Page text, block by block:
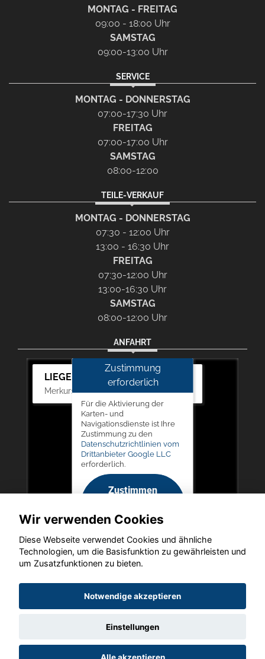
MONTAG - FREITAG
09:00 - 18:00 Uhr
SAMSTAG
09:00-13:00 Uhr
SERVICE
MONTAG - DONNERSTAG
07:00-17:30 Uhr
FREITAG
07:00-17:00 Uhr
SAMSTAG
08:00-12:00
TEILE-VERKAUF
MONTAG - DONNERSTAG
07:30 - 12:00 Uhr
13:00 - 16:30 Uhr
FREITAG
07:30-12:00 Uhr
13:00-16:30 Uhr
SAMSTAG
08:00-12:00 Uhr
ANFAHRT
LIEGERT & BÖSKEN Automobile
Merkurstr. 11, 67663 Kaiserslautern
Zustimmung
erforderlich
Für die Aktivierung der
Karten- und
Navigationsdienste ist Ihre
Zustimmung zu den
Datenschutzrichtlinien vom
Drittanbieter Google LLC
erforderlich.
Zustimmen
aktivieren
Copyright © 2026. LIEGERT & BÖSKEN Automobile
Datenschutz Impressum AGB
Wir verwenden Cookies
Diese Webseite verwendet Cookies und ähnliche
Technologien, um die Basisfunktion zu gewährleisten und
um Zusatzfunktionen zu bieten.
Notwendige akzeptieren
Einstellungen